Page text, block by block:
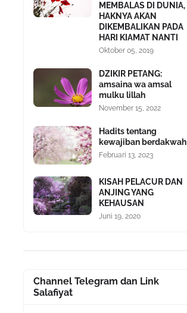
MEMBALAS DI DUNIA,
HAKNYA AKAN
DIKEMBALIKAN PADA
HARI KIAMAT NANTI
Oktober 05, 2019
DZIKIR PETANG:
amsaina wa amsal
mulku lillah
November 15, 2022
Hadits tentang
kewajiban berdakwah
Februari 13, 2023
KISAH PELACUR DAN
ANJING YANG
KEHAUSAN
Juni 19, 2020
Channel Telegram dan Link
Salafiyat